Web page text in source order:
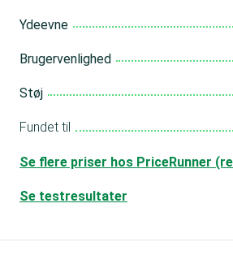
Ydeevne
Brugervenlighed
Støj
Fundet til
Se flere priser hos PriceRunner
Se testresultater